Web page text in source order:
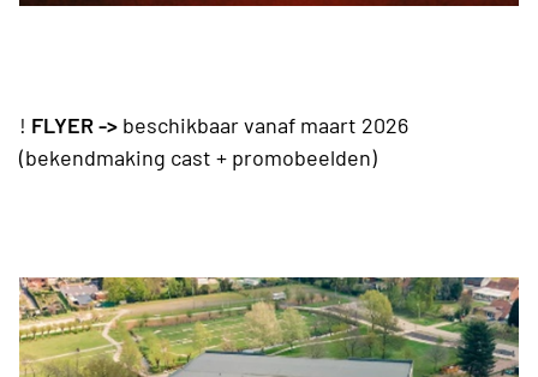
! FLYER -> beschikbaar vanaf maart 2026
(bekendmaking cast + promobeelden)